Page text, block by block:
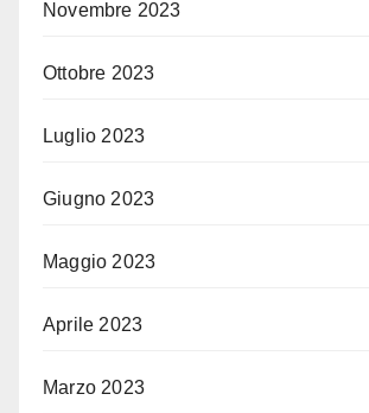
Novembre 2023
Ottobre 2023
Luglio 2023
Giugno 2023
Maggio 2023
Aprile 2023
Marzo 2023